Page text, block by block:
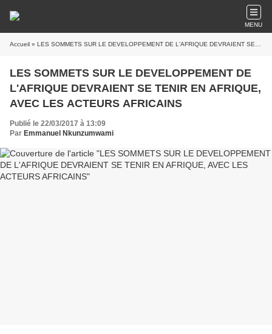
MENU
Accueil » LES SOMMETS SUR LE DEVELOPPEMENT DE L'AFRIQUE DEVRAIENT SE TENIR EN AFRIQUE, AVEC LES ACTEURS AFRICAINS
LES SOMMETS SUR LE DEVELOPPEMENT DE
L'AFRIQUE DEVRAIENT SE TENIR EN AFRIQUE,
AVEC LES ACTEURS AFRICAINS
Publié le 22/03/2017 à 13:09
Par Emmanuel Nkunzumwami